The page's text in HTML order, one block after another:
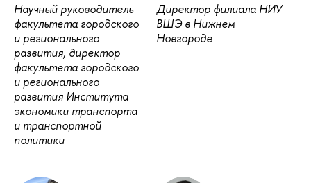
Научный руководитель
факультета городского
и регионального
развития, директор
факультета городского
и регионального
развития Института
экономики транспорта
и транспортной
политики
Директор филиала НИУ
ШЭ в Нижнем
Новгороде